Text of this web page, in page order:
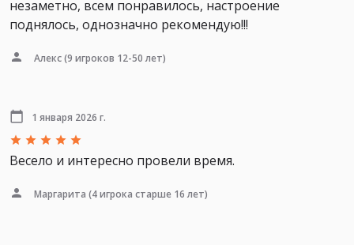
незаметно, всем понравилось, настроение
поднялось, однозначно рекомендую!!!
Алекс(9 игроков 12-50 лет)
1 января 2026 г.
Весело и интересно провели время.
Маргарита (4 игрока старше 16 лет)